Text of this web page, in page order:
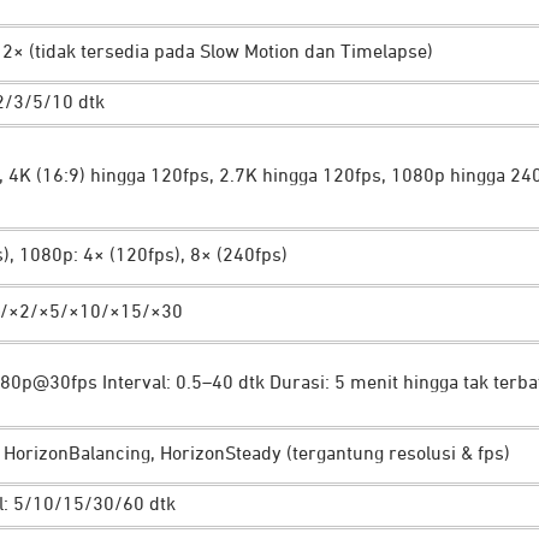
jadi semakin nyaman tanpa khawatir hasil buram,
dengan kamera ini, termasuk dalam air sekalipun:
(tidak tersedia pada Slow Motion dan Timelapse)
3/5/10 dtk
4K (16:9) hingga 120fps, 2.7K hingga 120fps, 1080p hingga
1080p: 4× (120fps), 8× (240fps)
×2/×5/×10/×15/×30
Interval: 0.5–40 dtk Durasi: 5 menit hingga tak
HorizonSteady (tergantung resolusi & fps)
5/10/15/30/60 dtk